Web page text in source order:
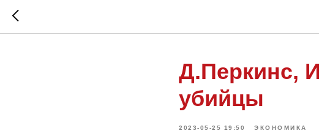
Д.Перкинс,
убийцы
2023-05-25 19:50 ЭКОНОМИКА